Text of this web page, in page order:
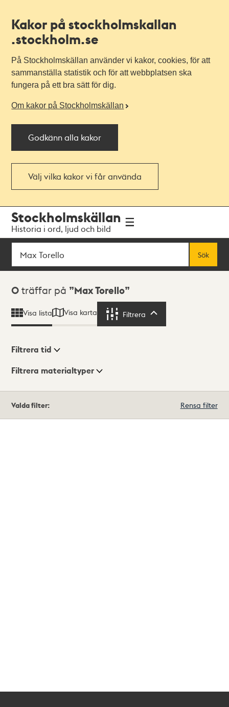
Kakor på stockholmskallan
.stockholm.se
På Stockholmskällan använder vi kakor, cookies, för att
sammanställa statistik och för att webbplatsen ska
fungera på ett bra sätt för dig.
Om kakor på Stockholmskällan
Godkänn alla kakor
Välj vilka kakor vi får använda
navigationen
huvudinnehållet
Stockholmskällan
Historia i ord, ljud och bild
Sök
Sök
Sökresultat
0 träffar på Max Torello
Visa lista Visa karta Filtrera
Visningsläge
Filtrera tid
Filtrera materialtyper
träffar
Valda filter: Rensa filter